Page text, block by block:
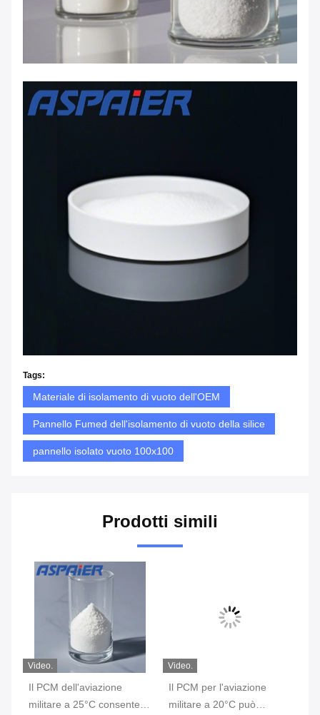
Tags:
Materiale di isolamento di vuoto dell'OEM
Pannello Fumed dell'isolamento di vuoto della silice
pannello isolato vuoto 100x100
Prodotti simili
Video.
Il PCM dell'aviazione
militare a 25°C consente
Video.
Il PCM per l'aviazione
militare a 20°C può